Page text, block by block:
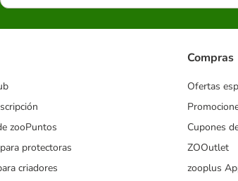
zooPuntos
protectoras
criadores
Compras
Ofertas
Cupones
ZOOutlet
zooplus